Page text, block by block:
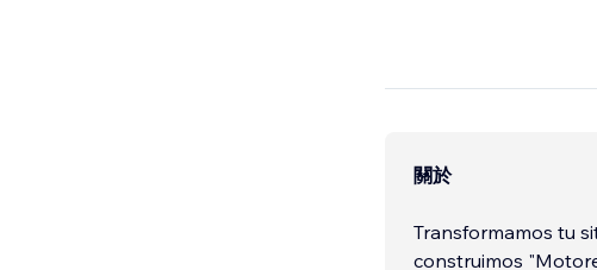
關於
Transformamos tu
construimos